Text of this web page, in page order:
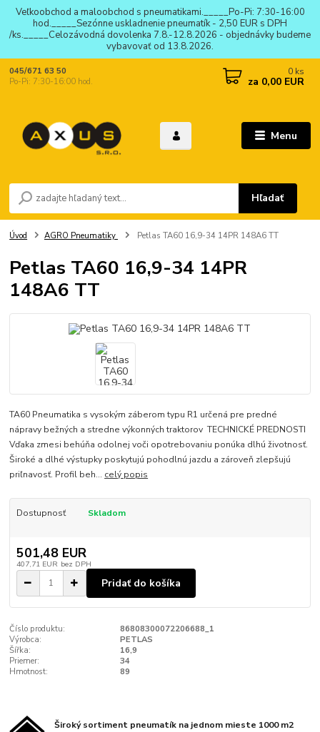
Veľkoobchod a maloobchod s pneumatikami._____Po-Pi: 7:30-16:00
hod._____Sezónne uskladnenie pneumatík - 2,50 EUR s DPH
/ks._____Celozávodná dovolenka 7.8.-12.8.2026 - objednávky budeme
vybavovať od 13.8.2026.
Menu
Hľadať
045/671 63 50
Po-Pi: 7:30-16:00 hod.
0 ks
za 0,00 EUR
Úvod AGRO Pneumatiky Petlas TA60 16,9-34 14PR 148A6 TT
Petlas TA60 16,9-34 14PR
148A6 TT
TA60 Pneumatika s vysokým záberom typu R1 určená pre predné
nápravy bežných a stredne výkonných traktorov TECHNICKÉ PREDNOSTI
Vďaka zmesi behúňa odolnej voči opotrebovaniu ponúka dlhú životnosť.
Široké a dlhé výstupky poskytujú pohodlnú jazdu a zároveň zlepšujú
priľnavosť. Profil beh... celý popis
Dostupnosť Skladom
501,48 EUR
407,71 EUR bez DPH
Pridať do košíka
Číslo produktu:
86808300072206688_1
Výrobca:
PETLAS
Šířka:
16,9
Priemer:
34
Hmotnost:
89
Široký sortiment pneumatík na jednom mieste 1000 m2